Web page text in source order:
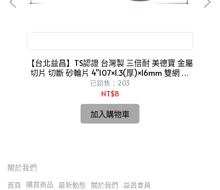
【台北益昌】TS認證 台灣製 三倍耐 美德寶 金屬
切片 切斷 砂輪片 4"107×1.3(厚)×16mm 雙網 安
全
已銷售：203
NT$8
加入購物車
關於我們
首頁 購買商品 最新動態 關於我們 益昌會員